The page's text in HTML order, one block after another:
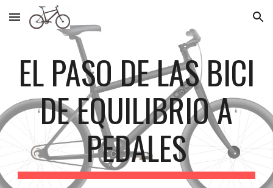
Skip to main content Skip to navigation
EL PASO DE LAS BICI
DE EQUILIBRIO A
PEDALES